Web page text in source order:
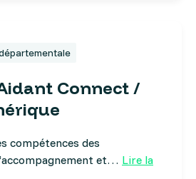
Connect /
compétences des
et… Lire la